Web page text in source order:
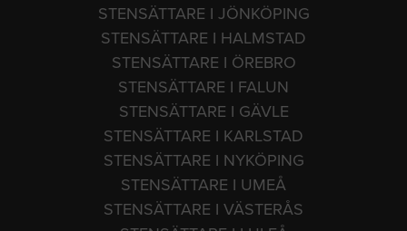
STENSÄTTARE I JÖNKÖPING
STENSÄTTARE I HALMSTAD
STENSÄTTARE I ÖREBRO
STENSÄTTARE I FALUN
STENSÄTTARE I GÄVLE
STENSÄTTARE I KARLSTAD
STENSÄTTARE I NYKÖPING
STENSÄTTARE I UMEÅ
STENSÄTTARE I VÄSTERÅS